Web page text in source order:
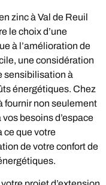
zinc à Val de Reuil
le choix d’une
à l’amélioration de
une considération
sensibilisation à
énergétiques. Chez
fournir non seulement
besoins d’espace
ce que votre
de votre confort de